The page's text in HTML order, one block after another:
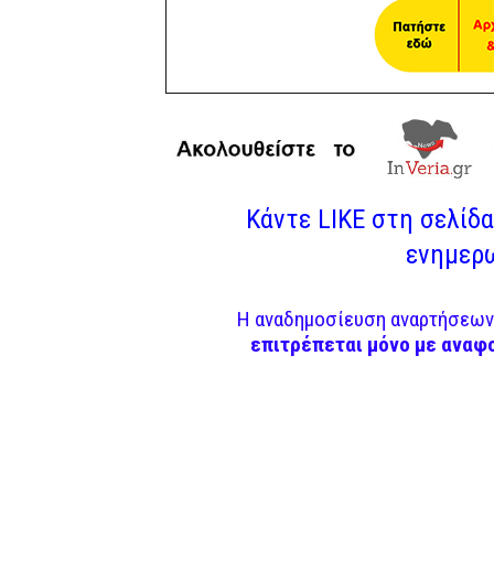
Κάντε LIKE στη
Η αναδημοσίευση
επιτρέπεται μόνο με